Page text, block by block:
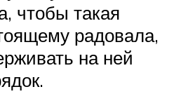
чтобы такая
радовала,
на ней